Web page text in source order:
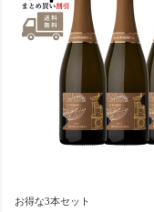
お得な3本セット